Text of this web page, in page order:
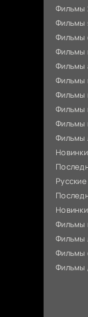
Фильмы
Фильмы
Фильмы
Фильмы
Фильмы
Фильмы
Фильмы
Фильмы
Фильмы
Фильмы
Фильмы
Фильмы
Фильмы
Фильмы